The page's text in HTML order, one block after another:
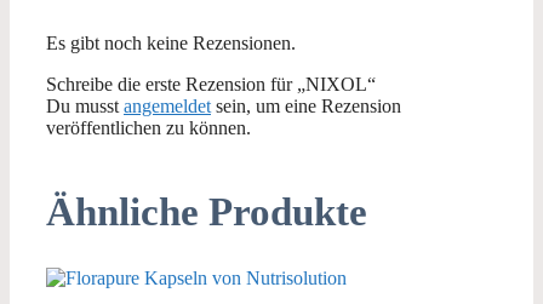
Es gibt noch keine Rezensionen.
Schreibe die erste Rezension für „NIXOL“
Du musst angemeldet sein, um eine Rezension
veröffentlichen zu können.
Ähnliche Produkte